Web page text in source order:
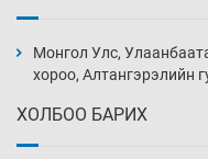
15 цаг
Монгол Улс,
хороо, Алтангэрэлийн
ХОЛБОО БАРИХ